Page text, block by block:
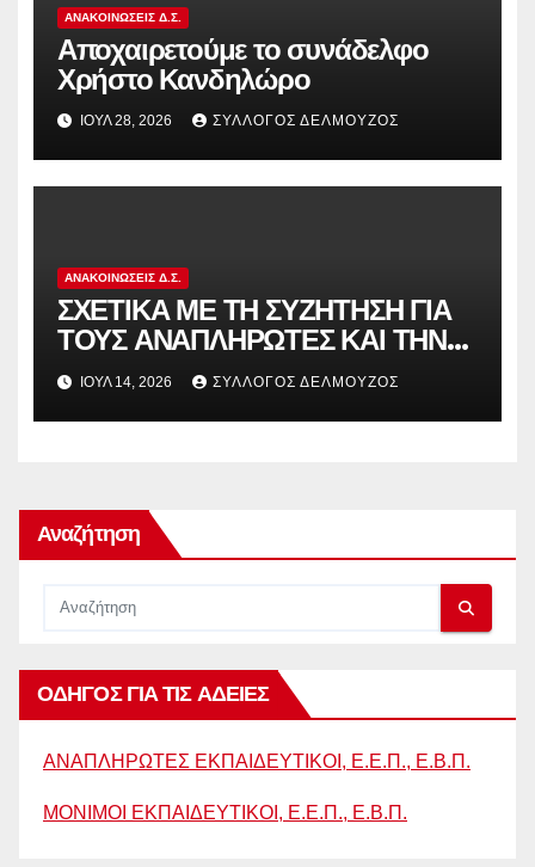
ΑΝΑΚΟΙΝΏΣΕΙΣ Δ.Σ.
Αποχαιρετούμε το συνάδελφο
Χρήστο Κανδηλώρο
ΙΟΎΛ 28, 2026 ΣΎΛΛΟΓΟΣ ΔΕΛΜΟΎΖΟΣ
ΑΝΑΚΟΙΝΏΣΕΙΣ Δ.Σ.
ΣΧΕΤΙΚΑ ΜΕ ΤΗ ΣΥΖΗΤΗΣΗ ΓΙΑ
ΤΟΥΣ ΑΝΑΠΛΗΡΩΤΕΣ ΚΑΙ ΤΗΝ
ΠΑΡΑΠΟΜΠΗ ΤΗΣ ΕΛΛΑΔΑΣ
ΣΤΟ ΕΥΡΩΠΑΪΚΟ ΔΙΚΑΣΤΗΡΙΟ
ΙΟΎΛ 14, 2026 ΣΎΛΛΟΓΟΣ ΔΕΛΜΟΎΖΟΣ
Αναζήτηση
ΟΔΗΓΟΣ ΓΙΑ ΤΙΣ ΑΔΕΙΕΣ
ΑΝΑΠΛΗΡΩΤΕΣ ΕΚΠΑΙΔΕΥΤΙΚΟΙ, Ε.Ε.Π., Ε.Β.Π.
ΜΟΝΙΜΟΙ ΕΚΠΑΙΔΕΥΤΙΚΟΙ, Ε.Ε.Π., Ε.Β.Π.